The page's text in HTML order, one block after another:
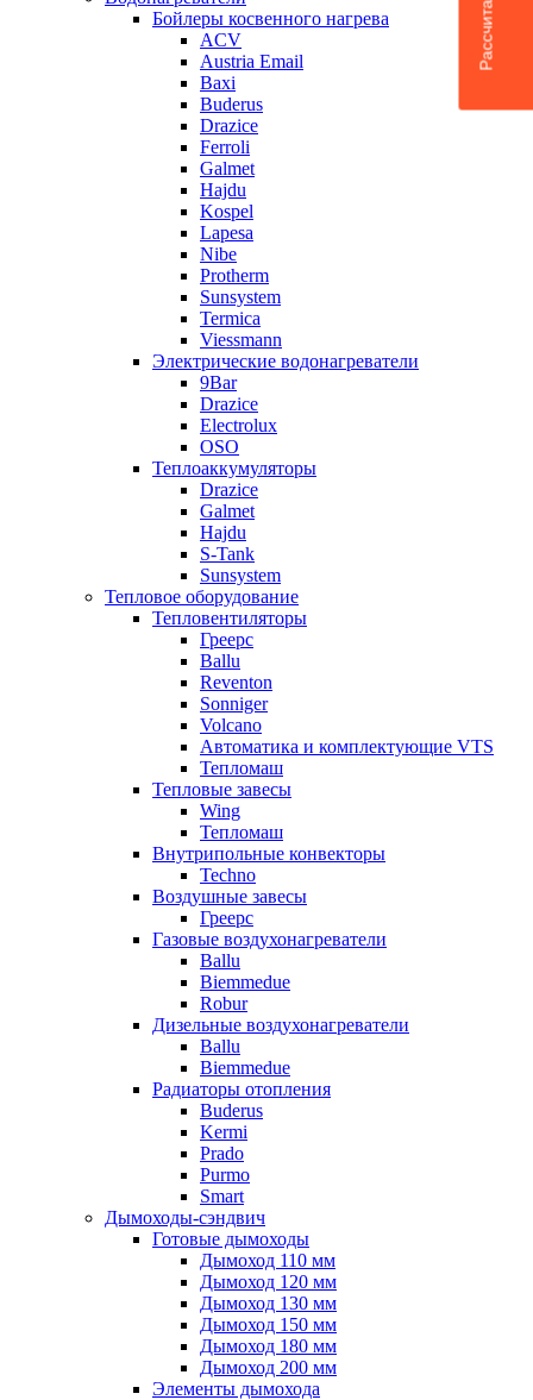
Бойлеры косвенного нагрева
ACV
Austria Email
Baxi
Buderus
Drazice
Ferroli
Galmet
Hajdu
Kospel
Lapesa
Nibe
Protherm
Sunsystem
Termica
Viessmann
Электрические водонагреватели
9Bar
Drazice
Electrolux
OSO
Теплоаккумуляторы
Drazice
Galmet
Hajdu
S-Tank
Sunsystem
Тепловое оборудование
Тепловентиляторы
Греерс
Ballu
Reventon
Sonniger
Volcano
Автоматика и комплектующие VTS
Тепломаш
Тепловые завесы
Wing
Тепломаш
Внутрипольные конвекторы
Techno
Воздушные завесы
Греерс
Газовые воздухонагреватели
Ballu
Biemmedue
Robur
Дизельные воздухонагреватели
Ballu
Biemmedue
Радиаторы отопления
Buderus
Kermi
Prado
Purmo
Smart
Дымоходы-сэндвич
Готовые дымоходы
Дымоход 110 мм
Дымоход 120 мм
Дымоход 130 мм
Дымоход 150 мм
Дымоход 180 мм
Дымоход 200 мм
Элементы дымохода